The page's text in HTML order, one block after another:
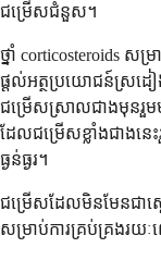
ជម្រើសជំនួស។
ថ្នាំ corticosteroids ស
ផ្តល់អត្ថប្រយោជន៍ស្រដ
ជម្រើសស្រាលជាងមុនរួម
ដែលជម្រើសខ្លាំងជាងនេ
ធ្ងន់ធ្ងរ។
ជម្រើសដែលមិនមែនជាស្
សម្រាប់ការគ្រប់គ្រងរយៈ